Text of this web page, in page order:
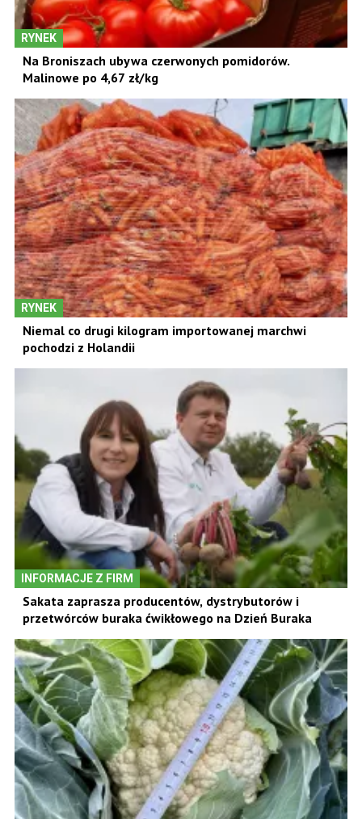
RYNEK
Na Broniszach ubywa czerwonych pomidorów.
Malinowe po 4,67 zł/kg
RYNEK
Niemal co drugi kilogram importowanej marchwi
pochodzi z Holandii
INFORMACJE Z FIRM
Sakata zaprasza producentów, dystrybutorów i
przetwórców buraka ćwikłowego na Dzień Buraka